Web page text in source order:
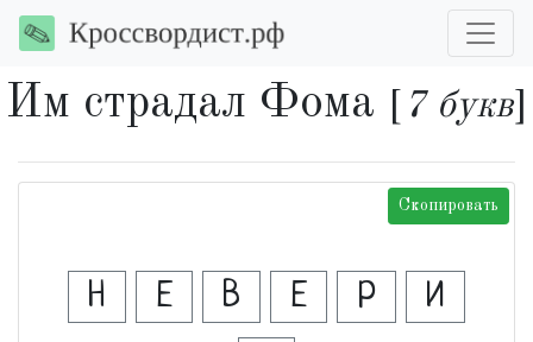
Им страдал Фома 7 букв]
Скопировать
Н Е В Е Р
И